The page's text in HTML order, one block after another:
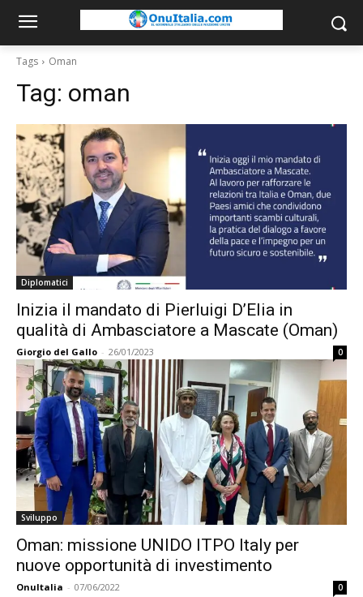
Tags Oman
Tag: oman
Diplomatici
Inizia il mandato di Pierluigi D’Elia in
qualità di Ambasciatore a Mascate (Oman)
Giorgio del Gallo - 26/01/2023 0
Sviluppo
Oman: missione UNIDO ITPO Italy per
nuove opportunità di investimento
OnuItalia - 07/06/2022 0